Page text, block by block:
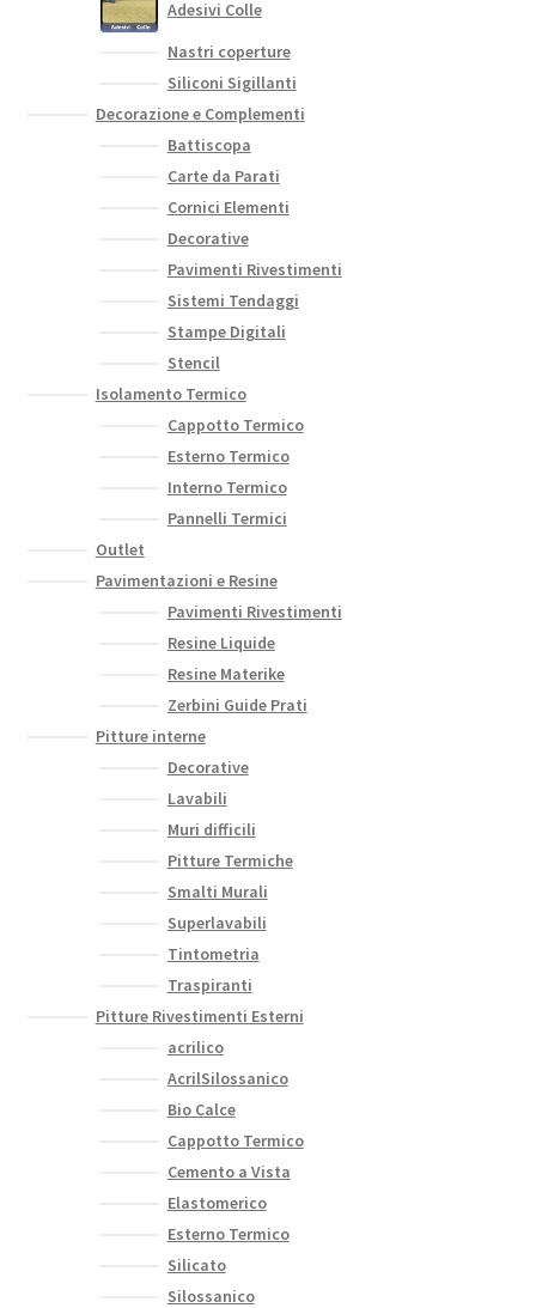
Adesivi Colle
Nastri coperture
Siliconi Sigillanti
Decorazione e Complementi
Battiscopa
Carte da Parati
Cornici Elementi
Decorative
Pavimenti Rivestimenti
Sistemi Tendaggi
Stampe Digitali
Stencil
Isolamento Termico
Cappotto Termico
Esterno Termico
Interno Termico
Pannelli Termici
Outlet
Pavimentazioni e Resine
Pavimenti Rivestimenti
Resine Liquide
Resine Materike
Zerbini Guide Prati
Pitture interne
Decorative
Lavabili
Muri difficili
Pitture Termiche
Smalti Murali
Superlavabili
Tintometria
Traspiranti
Pitture Rivestimenti Esterni
acrilico
AcrilSilossanico
Bio Calce
Cappotto Termico
Cemento a Vista
Elastomerico
Esterno Termico
Silicato
Silossanico